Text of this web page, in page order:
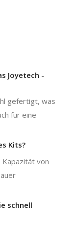
Joyetech -
gefertigt, was
für eine
Kits?
von
schnell